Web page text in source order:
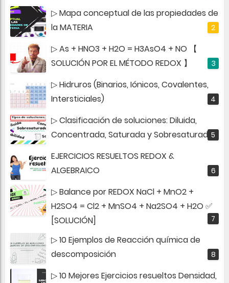
▷ Mapa conceptual de las propiedades de
la MATERIA
▷ As + HNO3 + H2O = H3AsO4 + NO 【
SOLUCIÓN POR EL MÉTODO REDOX 】
▷ Hidruros (Binarios, Iónicos, Covalentes,
Intersticiales)
▷ Clasificación de soluciones: Diluida,
Concentrada, Saturada y Sobresaturada
EJERCICIOS RESUELTOS REDOX &
ALGEBRAICO
▷ Balance por REDOX NaCl + MnO2 +
H2SO4 = Cl2 + MnSO4 + Na2SO4 + H2O ✅
[SOLUCIÓN]
▷ 10 Ejemplos de Reacción química de
descomposición
▷ 10 Mejores Ejercicios resueltos Densidad,